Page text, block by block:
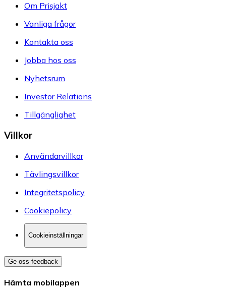
Om Prisjakt
Vanliga frågor
Kontakta oss
Jobba hos oss
Nyhetsrum
Investor Relations
Tillgänglighet
Villkor
Användarvillkor
Tävlingsvillkor
Integritetspolicy
Cookiepolicy
Cookieinställningar
Ge oss feedback
Hämta mobilappen